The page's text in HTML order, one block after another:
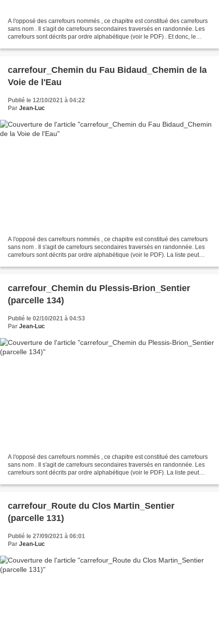
A l'opposé des carrefours nommés , ce chapitre est constitué des carrefours
sans nom . Il s'agit de carrefours secondaires traversés en randonnée. Les
carrefours sont décrits par ordre alphabétique (voir le PDF) . Et donc, le
carrefour_Chemin du Fau Bidaud_Chemin de la
Voie de l'Eau
Publié le 12/10/2021 à 04:22
Par Jean-Luc
A l'opposé des carrefours nommés , ce chapitre est constitué des carrefours
sans nom . Il s'agit de carrefours secondaires traversés en randonnée. Les
carrefours sont décrits par ordre alphabétique (voir le PDF). La liste peut
carrefour_Chemin du Plessis-Brion_Sentier
(parcelle 134)
Publié le 02/10/2021 à 04:53
Par Jean-Luc
A l'opposé des carrefours nommés , ce chapitre est constitué des carrefours
sans nom . Il s'agit de carrefours secondaires traversés en randonnée. Les
carrefours sont décrits par ordre alphabétique (voir le PDF). La liste peut
carrefour_Route du Clos Martin_Sentier
(parcelle 131)
Publié le 27/09/2021 à 06:01
Par Jean-Luc